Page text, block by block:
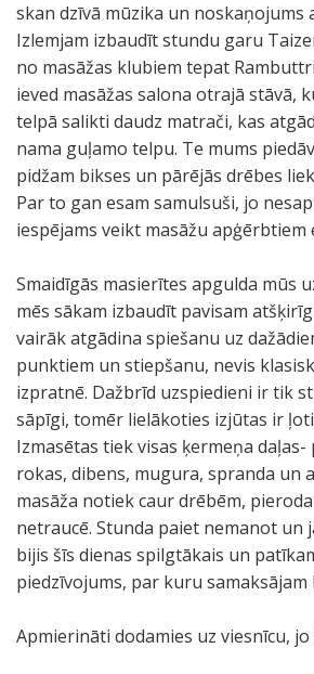
skan dzīvā mūzika un noskaņojums
Izlemjam izbaudīt stundu garu
no masāžas klubiem tepat
ieved masāžas salona otrajā stāvā,
telpā salikti daudz matrači, kas
nama guļamo telpu. Te mums
pidžam bikses un pārējās drēbes
Par to gan esam samulsuši, jo
iespējams veikt masāžu apģērbtiem
Smaidīgās masierītes apgulda mūs
mēs sākam izbaudīt pavisam
vairāk atgādina spiešanu uz
punktiem un stiepšanu, nevis
izpratnē. Dažbrīd uzspiedieni ir tik
sāpīgi, tomēr lielākoties izjūtas ir
Izmasētas tiek visas ķermeņa daļas-
rokas, dibens, mugura, spranda un
masāža notiek caur drēbēm,
netraucē. Stunda paiet nemanot un
bijis šīs dienas spilgtākais un
piedzīvojums, par kuru samaksājam
Apmierināti dodamies uz viesnīcu, jo